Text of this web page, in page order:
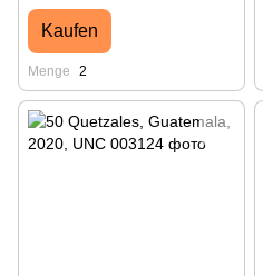
Kaufen
Menge 2